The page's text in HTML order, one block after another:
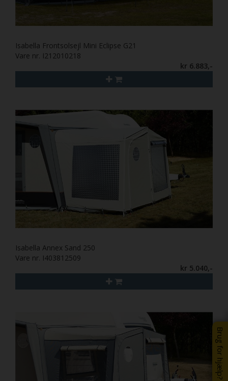
Brug for hjælp?
Isabella Frontsolsejl Mini Eclipse G21
Vare nr. I212010218
kr 6.883,-
Isabella Annex Sand 250
Vare nr. I403812509
kr 5.040,-